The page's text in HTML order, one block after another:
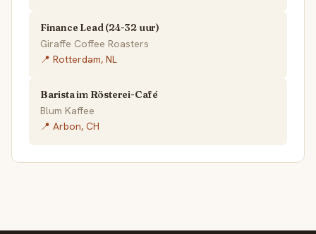
Finance Lead (24-32 uur)
Giraffe Coffee Roasters
📍 Rotterdam, NL
Barista im Rösterei-Café
Blum Kaffee
📍 Arbon, CH